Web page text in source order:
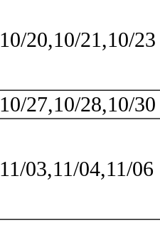
10/20,10/21,10/
10/27,10/28,10/
11/03,11/04,11/06